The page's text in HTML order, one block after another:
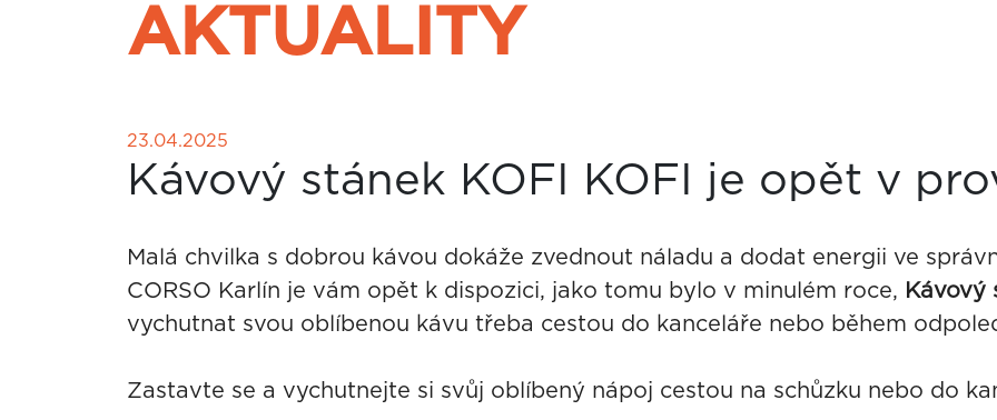
AKTUALITY
23.04.2025
Kávový stánek KOFI KOFI je opět v
Malá chvilka s dobrou kávou dokáže zvednout náladu a dodat energii ve
CORSO Karlín je vám opět k dispozici, jako tomu bylo v minulém roce, Kávový
vychutnat svou oblíbenou kávu třeba cestou do kanceláře nebo během
Zastavte se a vychutnejte si svůj oblíbený nápoj cestou na schůzku nebo do